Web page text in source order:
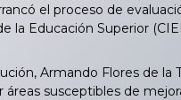
el proceso de
la Educación Superior
Armando Flores de la
susceptibles de